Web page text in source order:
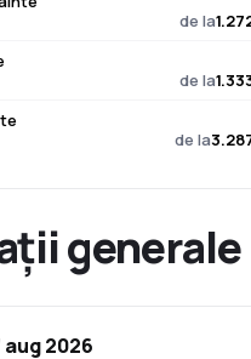
de la
de la
de la
generale
aug 2026